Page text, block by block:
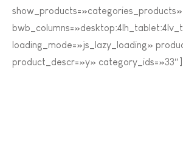
loading_mode=»js_lazy_loading»
product_descr=»y» category_ids=»33″]